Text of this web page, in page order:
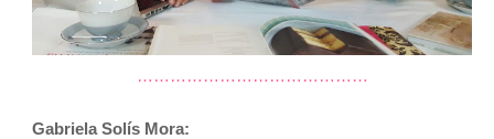
……………………………………
Gabriela Solís Mora: